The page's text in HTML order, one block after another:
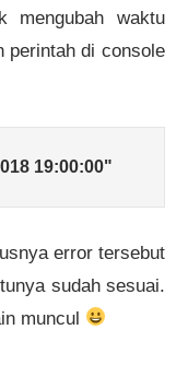
mengubah waktu
perintah di console
19:00:00"
error tersebut
sudah sesuai.
muncul